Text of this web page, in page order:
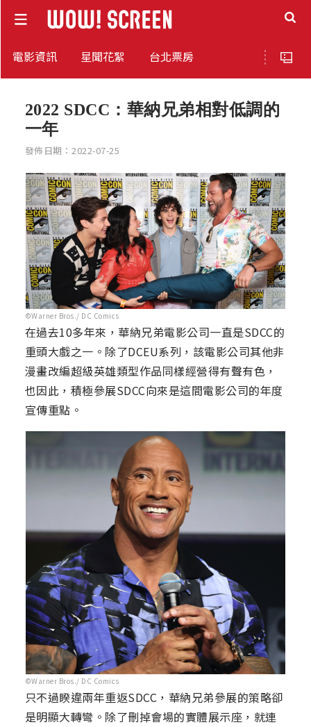
電影資訊 星聞花絮 台北票房
2022 SDCC：華納兄弟相對低調的
一年
發佈日期：2022-07-25
©Warner Bros./ DC Comics
在過去10多年來，華納兄弟電影公司一直是SDCC的
重頭大戲之一。除了DCEU系列，該電影公司其他非
漫畫改編超級英雄類型作品同樣經營得有聲有色，
也因此，積極參展SDCC向來是這間電影公司的年度
宣傳重點。
©Warner Bros./ DC Comics
只不過睽違兩年重返SDCC，華納兄弟參展的策略卻
是明顯大轉彎。除了刪掉會場的實體展示座，就連